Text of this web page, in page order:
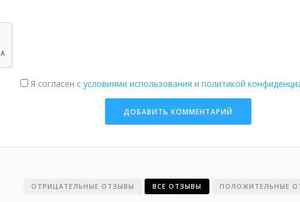
Я согласен с условиями использования и политикой
ОТРИЦАТЕЛЬНЫЕ ОТЗЫВЫ ВСЕ ОТЗЫВЫ ПОЛОЖИТЕЛЬНЫЕ